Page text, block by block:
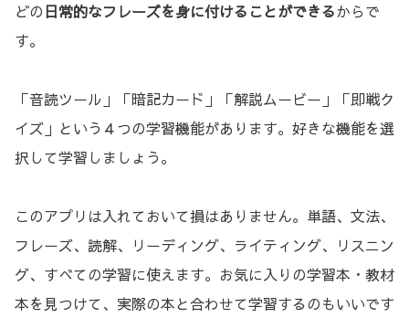
どの日常的なフレーズを身に付けることができるからで
す。
「音読ツール」「暗記カード」「解説ムービー」「即戦ク
イズ」という４つの学習機能があります。好きな機能を選
択して学習しましょう。
このアプリは入れておいて損はありません。単語、文法、
フレーズ、読解、リーディング、ライティング、リスニン
グ、すべての学習に使えます。お気に入りの学習本・教材
本を見つけて、実際の本と合わせて学習するのもいいです